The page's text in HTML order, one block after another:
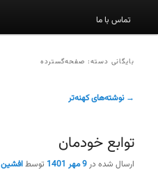
تماس با ما
بایگانی دسته: صفحه‌گسترده
ناوبری
→ نوشته‌های کهنه‌تر
توابع خودمان
ارسال شده در9 مهر 1401 توسطافشین